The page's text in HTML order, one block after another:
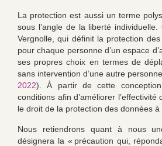
La protection est aussi un terme
sous l’angle de la liberté
Vergnolle, qui définit la protection
pour chaque personne d’un espace
ses propres choix en termes de
sans intervention d’une autre
2022). À partir de cette
conditions afin d’améliorer
le droit de la protection des données à
Nous retiendrons quant à nous
désignera la « précaution qui,